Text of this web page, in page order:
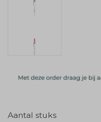
Aantal stuks